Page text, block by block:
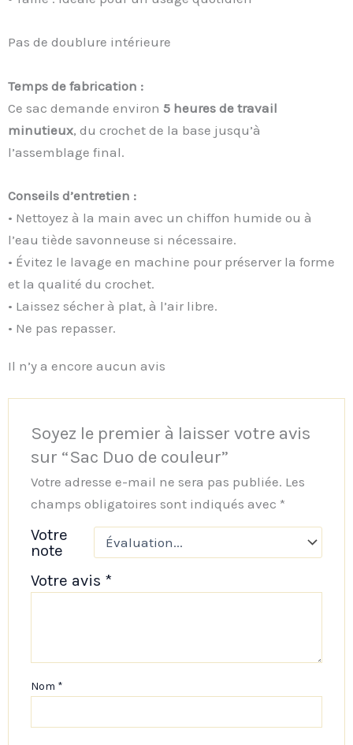
Pas de doublure intérieure
Temps de fabrication :
Ce sac demande environ 5 heures de travail
minutieux, du crochet de la base jusqu’à
l’assemblage final.
Conseils d’entretien :
• Nettoyez à la main avec un chiffon humide ou à
l’eau tiède savonneuse si nécessaire.
• Évitez le lavage en machine pour préserver la forme
et la qualité du crochet.
• Laissez sécher à plat, à l’air libre.
• Ne pas repasser.
Il n’y a encore aucun avis
Soyez le premier à laisser votre avis
sur “Sac Duo de couleur”
Votre adresse e-mail ne sera pas publiée. Les
champs obligatoires sont indiqués avec *
Votre
note
Votre avis *
Nom *